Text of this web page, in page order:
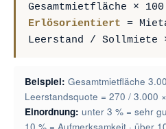
Gesamtmietfläche ×
Erlösorientiert =
Leerstand / Sollmiete
Beispiel: Gesamtmietfläche
Leerstandsquote = 270 / 3.000
Einordnung: unter 3 % = sehr